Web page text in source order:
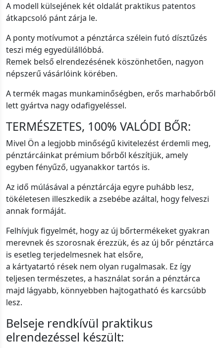
A modell külsejének két oldalát praktikus patentos
átkapcsoló pánt zárja le.
A ponty motívumot a pénztárca szélein futó dísztűzés
teszi még egyedülállóbbá.
Remek belső elrendezésének köszönhetően, nagyon
népszerű vásárlóink körében.
A termék magas munkaminőségben, erős marhabőrből
lett gyártva nagy odafigyeléssel.
TERMÉSZETES, 100% VALÓDI BŐR:
Mivel Ön a legjobb minőségű kivitelezést érdemli meg,
pénztárcáinkat prémium bőrből készítjük, amely
egyben fényűző, ugyanakkor tartós is.
Az idő múlásával a pénztárcája egyre puhább lesz,
tökéletesen illeszkedik a zsebébe azáltal, hogy felveszi
annak formáját.
Felhívjuk figyelmét, hogy az új bőrtermékeket gyakran
merevnek és szorosnak érezzük, és az új bőr pénztárca
is esetleg terjedelmesnek hat elsőre,
a kártyatartó rések nem olyan rugalmasak. Ez így
teljesen természetes, a használat során a pénztárca
majd lágyabb, könnyebben hajtogatható és karcsúbb
lesz.
Belseje rendkívül praktikus
elrendezéssel készült: